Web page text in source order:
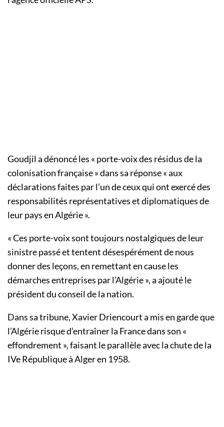
Goudjil a dénoncé les « porte-voix des résidus de la
colonisation française » dans sa réponse « aux
déclarations faites par l’un de ceux qui ont exercé des
responsabilités représentatives et diplomatiques de
leur pays en Algérie ».
« Ces porte-voix sont toujours nostalgiques de leur
sinistre passé et tentent désespérément de nous
donner des leçons, en remettant en cause les
démarches entreprises par l’Algérie », a ajouté le
président du conseil de la nation.
Dans sa tribune, Xavier Driencourt a mis en garde que
l’Algérie risque d’entraîner la France dans son «
effondrement », faisant le parallèle avec la chute de la
IVe République à Alger en 1958.